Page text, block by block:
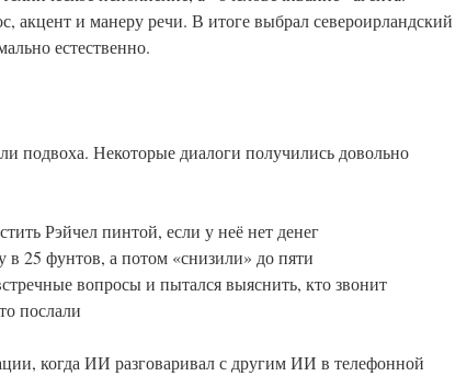
акцент и манеру речи. В итоге выбрал североирландский
естественно.
подвоха. Некоторые диалоги получились довольно
Рэйчел пинтой, если у неё нет денег
в 25 фунтов, а потом «снизили» до пяти
вопросы и пытался выяснить, кто звонит
послали
когда ИИ разговаривал с другим ИИ в телефонной